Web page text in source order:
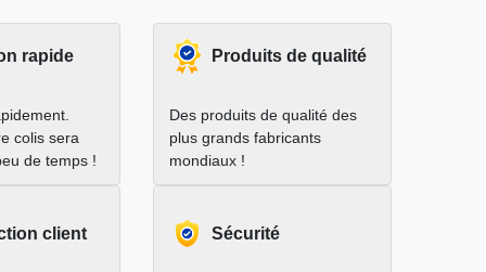
rapide
colis sera
de temps !
Produits de qualité
Des produits de qualité des
plus grands fabricants
mondiaux !
client Sécurité